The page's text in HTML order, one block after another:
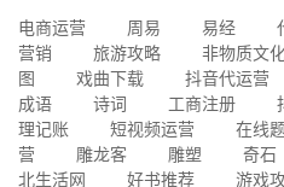
电商运营 周易 易经
营销
旅游攻略 非物质文
图
戏曲下载 抖音代运营
成语
诗词 工商注册
理记账
短视频运营 在线
营
雕龙客 雕塑 奇石
北生活网
好书推荐 游戏